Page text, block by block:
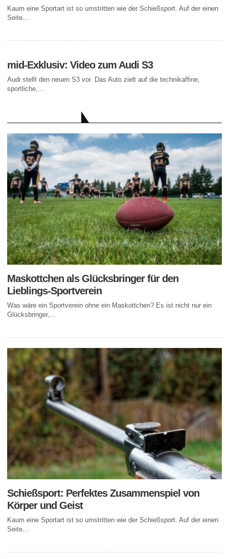
Kaum eine Sportart ist so umstritten wie der Schießsport. Auf der einen
Seite...
mid-Exklusiv: Video zum Audi S3
Audi stellt den neuen S3 vor. Das Auto zielt auf die technikaffine,
sportliche,...
Maskottchen als Glücksbringer für den
Lieblings-Sportverein
Was wäre ein Sportverein ohne ein Maskottchen? Es ist nicht nur ein
Glücksbringer,...
Schießsport: Perfektes Zusammenspiel von
Körper und Geist
Kaum eine Sportart ist so umstritten wie der Schießsport. Auf der einen
Seite...